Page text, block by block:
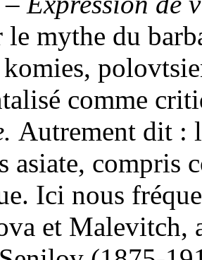
le mythe du
comme
Autrement dit :
asiate, compris
Ici nous
et Malevitch,